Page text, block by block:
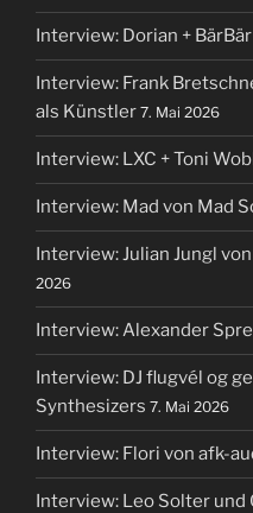
Interview: Dorian +
Interview: Frank
als Künstler 7. Mai 2026
Interview: LXC + Toni
Interview: Mad von Mad
Interview: Julian Jungl
2026
Interview: Alexander
Interview: DJ flugvél og
Synthesizers 7. Mai 2026
Interview: Flori von afk-
Interview: Leo Solter